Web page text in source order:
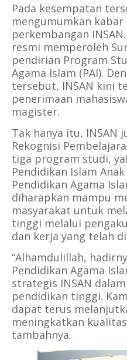
Pada kesempatan
mengumumkan
perkembangan
resmi memperoleh
pendirian Program
Agama Islam (PAI).
tersebut, INSAN kini
penerimaan
magister.
Tak hanya itu, INSAN
Rekognisi
tiga program studi,
Pendidikan Islam
Pendidikan Agama
diharapkan mampu
masyarakat untuk
tinggi melalui
dan kerja yang telah
“Alhamdulillah,
Pendidikan Agama
strategis INSAN
pendidikan tinggi.
dapat terus
meningkatkan
tambahnya.